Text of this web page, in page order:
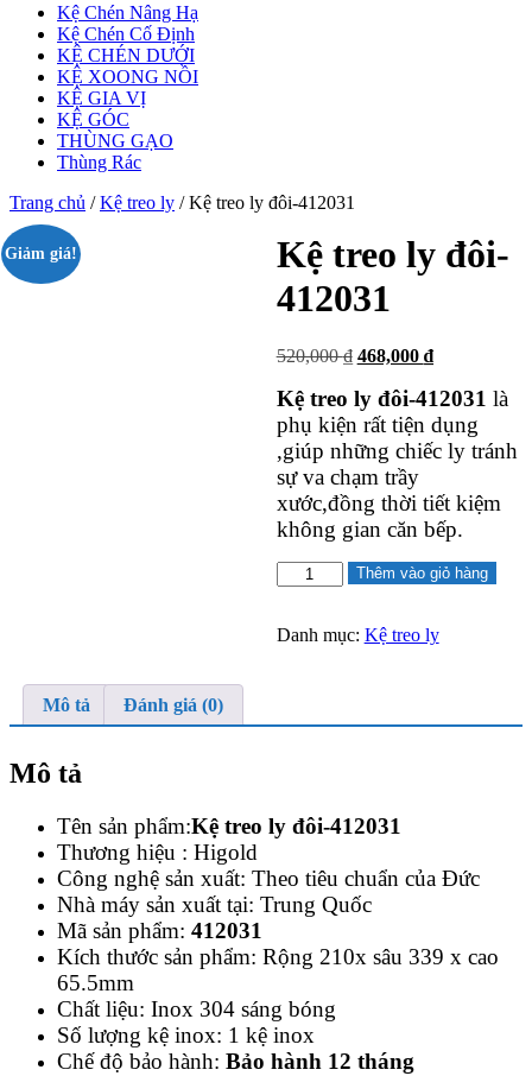
Kệ Chén Nâng Hạ
Kệ Chén Cố Định
KỆ CHÉN DƯỚI
KỆ XOONG NỒI
KỆ GIA VỊ
KỆ GÓC
THÙNG GẠO
Thùng Rác
Trang chủ /Kệ treo ly / Kệ treo ly đôi-412031
Giảm giá!
Kệ treo ly đôi-
412031
520,000₫ Giá
là:
520,000 ₫.
468,000 ₫Giá
tại
là:
468,000 ₫.
Kệ treo ly đôi-412031 là
phụ kiện rất tiện dụng
,giúp những chiếc ly tránh
sự va chạm trầy
xước,đồng thời tiết kiệm
không gian căn bếp.
treo
đôi-
Thêm vào giỏ hàng
Danh mục: Kệ treo ly
Mô tả Đánh giá (0)
Mô tả
Tên sản phẩm:Kệ treo ly đôi-412031
Thương hiệu : Higold
Công nghệ sản xuất: Theo tiêu chuẩn của Đức
Nhà máy sản xuất tại: Trung Quốc
Mã sản phẩm: 412031
Kích thước sản phẩm: Rộng 210x sâu 339 x cao
65.5mm
Chất liệu: Inox 304 sáng bóng
Số lượng kệ inox: 1 kệ inox
Chế độ bảo hành: Bảo hành 12 tháng